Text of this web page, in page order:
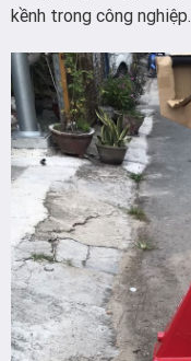
kềnh trong công nghiệp.